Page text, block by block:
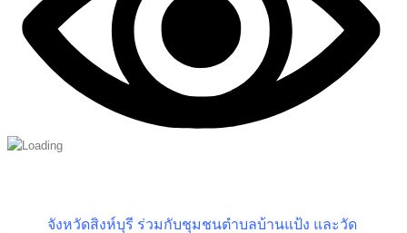
จังหวัดสิงห์บุรี ร่วมกับชุมชนตำบลบ้านแป้ง และวัด